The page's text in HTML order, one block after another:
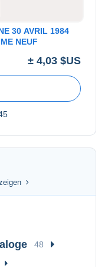
30 AVRIL 1984
NEUF
± 4,03 $US
48